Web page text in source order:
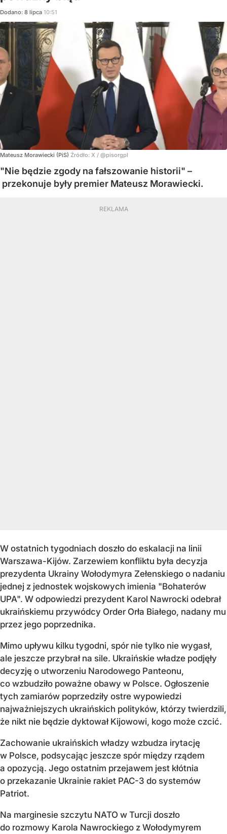
Dodano: 8 lipca 10:51
Mateusz Morawiecki (PiS) Źródło: X / @pisorgpl
"Nie będzie zgody na fałszowanie historii" –
przekonuje były premier Mateusz Morawiecki.
W ostatnich tygodniach doszło do eskalacji na linii
Warszawa-Kijów. Zarzewiem konfliktu była decyzja
prezydenta Ukrainy Wołodymyra Zełenskiego o nadaniu
jednej z jednostek wojskowych imienia "Bohaterów
UPA". W odpowiedzi prezydent Karol Nawrocki odebrał
ukraińskiemu przywódcy Order Orła Białego, nadany mu
przez jego poprzednika.
Mimo upływu kilku tygodni, spór nie tylko nie wygasł,
ale jeszcze przybrał na sile. Ukraińskie władze podjęły
decyzję o utworzeniu Narodowego Panteonu,
co wzbudziło poważne obawy w Polsce. Ogłoszenie
tych zamiarów poprzedziły ostre wypowiedzi
najważniejszych ukraińskich polityków, którzy twierdzili,
że nikt nie będzie dyktował Kijowowi, kogo może czcić.
Zachowanie ukraińskich władzy wzbudza irytację
w Polsce, podsycając jeszcze spór między rządem
a opozycją. Jego ostatnim przejawem jest kłótnia
o przekazanie Ukrainie rakiet PAC-3 do systemów
Patriot.
Na marginesie szczytu NATO w Turcji doszło
do rozmowy Karola Nawrockiego z Wołodymyrem